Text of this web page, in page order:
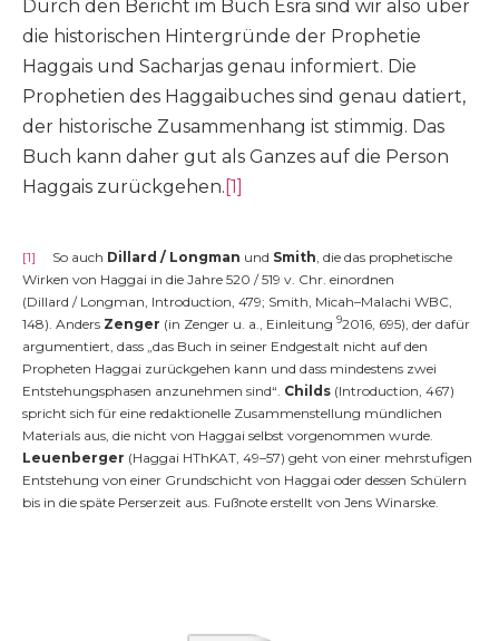
Durch den Bericht im Buch Esra sind wir also über
die historischen Hintergründe der Prophetie
Haggais und Sacharjas genau informiert. Die
Prophetien des Haggaibuches sind genau datiert,
der historische Zusammenhang ist stimmig. Das
Buch kann daher gut als Ganzes auf die Person
Haggais zurückgehen. [1]
[1] So auch Dillard / Longman und Smith , die das prophetische
Wirken von Haggai in die Jahre 520 / 519 v. Chr. einordnen
(Dillard / Longman, Introduction, 479; Smith, Micah–Malachi WBC,
148). Anders Zenger (in Zenger u. a., Einleitung 92016, 695), der dafür
argumentiert, dass „das Buch in seiner Endgestalt nicht auf den
Propheten Haggai zurückgehen kann und dass mindestens zwei
Entstehungsphasen anzunehmen sind“. Childs (Introduction, 467)
spricht sich für eine redaktionelle Zusammenstellung mündlichen
Materials aus, die nicht von Haggai selbst vorgenommen wurde.
Leuenberger (Haggai HThKAT, 49–57) geht von einer mehrstufigen
Entstehung von einer Grundschicht von Haggai oder dessen Schülern
bis in die späte Perserzeit aus. Fußnote erstellt von Jens Winarske.